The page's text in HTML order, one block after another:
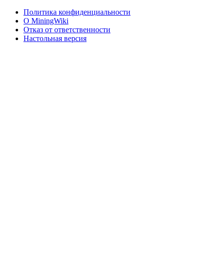
Политика конфиденциальности
О MiningWiki
Отказ от ответственности
Настольная версия